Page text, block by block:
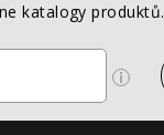
katalogy produktů.